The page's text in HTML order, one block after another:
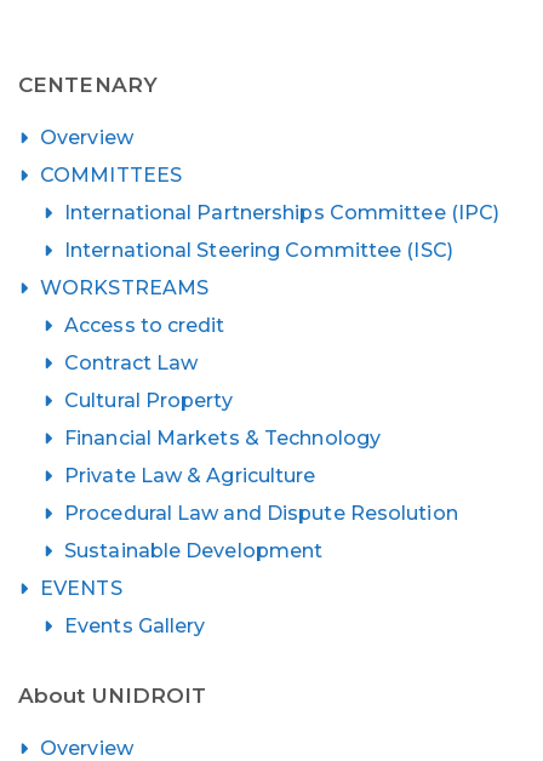
CENTENARY
Overview
COMMITTEES
International Partnerships Committee (IPC)
International Steering Committee (ISC)
WORKSTREAMS
Access to credit
Contract Law
Cultural Property
Financial Markets & Technology
Private Law & Agriculture
Procedural Law and Dispute Resolution
Sustainable Development
EVENTS
Events Gallery
About UNIDROIT
Overview